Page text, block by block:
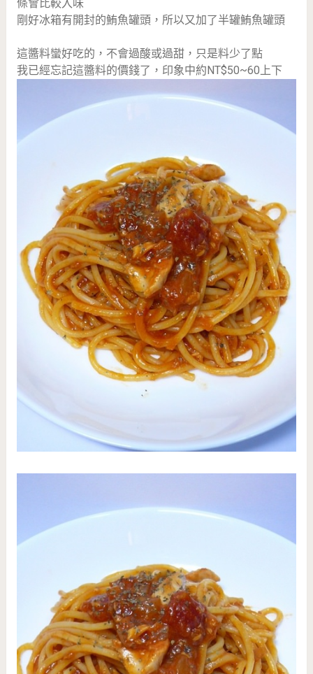
條會比較入味
剛好冰箱有開封的鮪魚罐頭，所以又加了半罐鮪魚罐頭
這醬料蠻好吃的，不會過酸或過甜，只是料少了點
我已經忘記這醬料的價錢了，印象中約NT$50~60上下